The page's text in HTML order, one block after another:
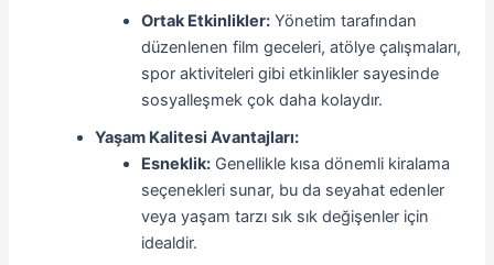
Ortak Etkinlikler: Yönetim tarafından
düzenlenen film geceleri, atölye çalışmaları,
spor aktiviteleri gibi etkinlikler sayesinde
sosyalleşmek çok daha kolaydır.
Yaşam Kalitesi Avantajları:
Esneklik: Genellikle kısa dönemli kiralama
seçenekleri sunar, bu da seyahat edenler
veya yaşam tarzı sık sık değişenler için
idealdir.